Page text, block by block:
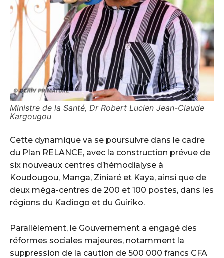
Ministre de la Santé, Dr Robert Lucien Jean-Claude
Kargougou
Cette dynamique va se poursuivre dans le cadre
du Plan RELANCE, avec la construction prévue de
six nouveaux centres d’hémodialyse à
Koudougou, Manga, Ziniaré et Kaya, ainsi que de
deux méga-centres de 200 et 100 postes, dans les
régions du Kadiogo et du Guiriko.
Parallèlement, le Gouvernement a engagé des
réformes sociales majeures, notamment la
suppression de la caution de 500 000 francs CFA